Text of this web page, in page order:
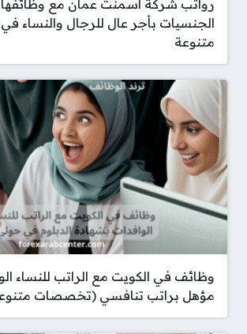
رواتب شركة اسمنت عمان مع
الجنسيات بأجر عال للرجال
متنوعة
وظائف في الكويت مع الراتب للنساء
مؤهل براتب تنافسي (تخصصات